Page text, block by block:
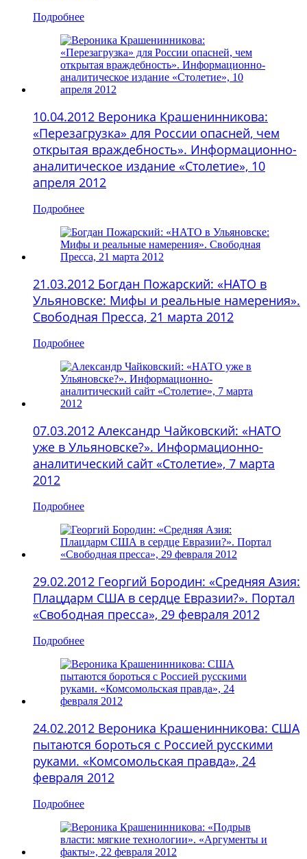
Подробнее
10.04.2012 Вероника Крашенинникова:
«Перезагрузка» для России опасней, чем
открытая враждебность». Информационно-
аналитическое издание «Столетие», 10
апреля 2012
Подробнее
21.03.2012 Богдан Пожарский: «НАТО в
Ульяновске: Мифы и реальные намерения».
Свободная Пресса, 21 марта 2012
Подробнее
07.03.2012 Александр Чайковский: «НАТО
уже в Ульяновске?». Информационно-
аналитический сайт «Столетие», 7 марта
2012
Подробнее
29.02.2012 Георгий Бородин: «Средняя Азия:
Плацдарм США в сердце Евразии?». Портал
«Свободная пресса», 29 февраля 2012
Подробнее
24.02.2012 Вероника Крашенинникова: США
пытаются бороться с Россией русскими
руками. «Комсомольская правда», 24
февраля 2012
Подробнее